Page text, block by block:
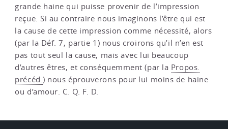
grande haine qui puisse provenir de l’impression
reçue. Si au contraire nous imaginons l’être qui est
la cause de cette impression comme nécessité, alors
(par la Déf. 7, partie 1) nous croirons qu’il n’en est
pas tout seul la cause, mais avec lui beaucoup
d’autres êtres, et conséquemment (par la Propos.
précéd.) nous éprouverons pour lui moins de haine
ou d’amour. C. Q. F. D.